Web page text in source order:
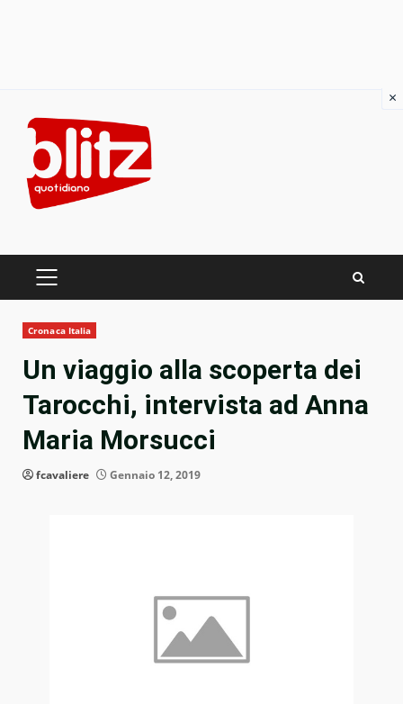
content
PRIMARY
Cronaca Italia
Un viaggio alla scoperta dei
Tarocchi, intervista ad Anna
Maria Morsucci
fcavaliere Gennaio 12, 2019
×